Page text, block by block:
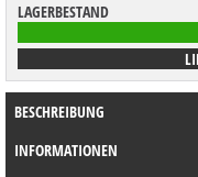
LAGERBESTAND
BESCHREIBUNG
INFORMATIONEN